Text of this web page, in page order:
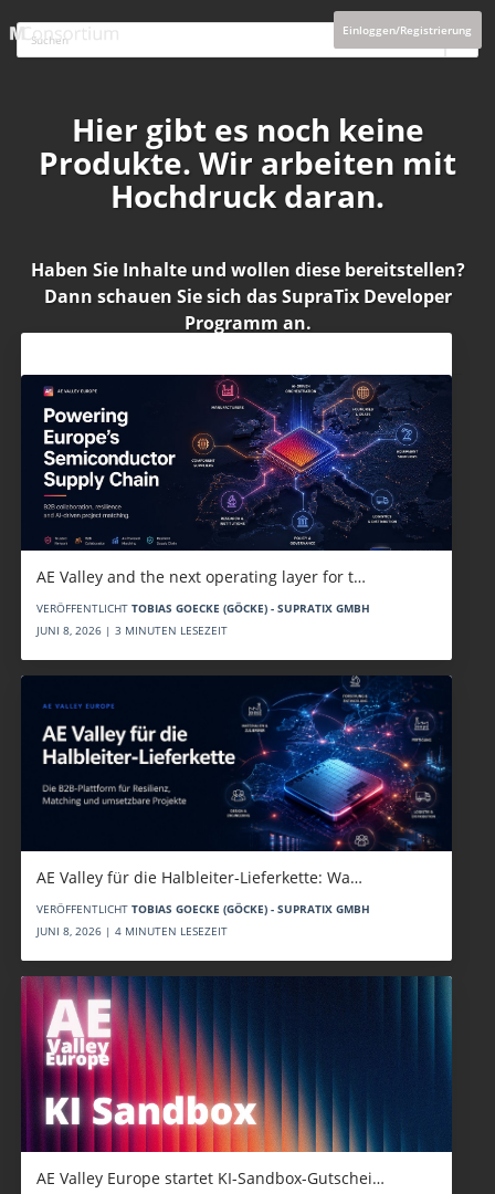
Einloggen/Registrierung
Hier gibt es noch keine
Produkte. Wir arbeiten mit
Hochdruck daran.
Haben Sie Inhalte und wollen diese bereitstellen?
Dann schauen Sie sich dasSupraTix Developer
Programm an.
AE Valley and the next operating layer for t…
VERÖFFENTLICHT TOBIAS GOECKE (GÖCKE) - SUPRATIX GMBH
JUNI 8, 2026 | 3 MINUTEN LESEZEIT
AE Valley für die Halbleiter-Lieferkette: Wa…
VERÖFFENTLICHT TOBIAS GOECKE (GÖCKE) - SUPRATIX GMBH
JUNI 8, 2026 | 4 MINUTEN LESEZEIT
AE Valley Europe startet KI-Sandbox-Gutschei…